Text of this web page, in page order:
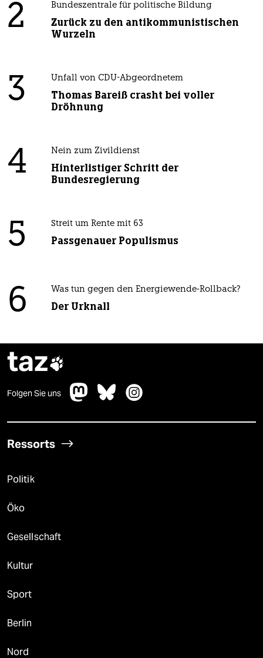
2 Bundeszentrale für politische Bildung
Zurück zu den antikommunistischen
Wurzeln
3 Unfall von CDU-Abgeordnetem
Thomas Bareiß crasht bei voller
Dröhnung
4 Nein zum Zivildienst
Hinterlistiger Schritt der
Bundesregierung
5 Streit um Rente mit 63
Passgenauer Populismus
6 Was tun gegen den Energiewende-Rollback?
Der Urknall
taz
Folgen Sie uns
Ressorts
Politik
Öko
Gesellschaft
Kultur
Sport
Berlin
Nord